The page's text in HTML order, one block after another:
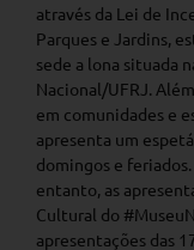
através da Lei de
Parques e Jardins,
sede a lona situada
Nacional/UFRJ.
em comunidades e
apresenta um
domingos e
entanto, as
Cultural do
apresentações das